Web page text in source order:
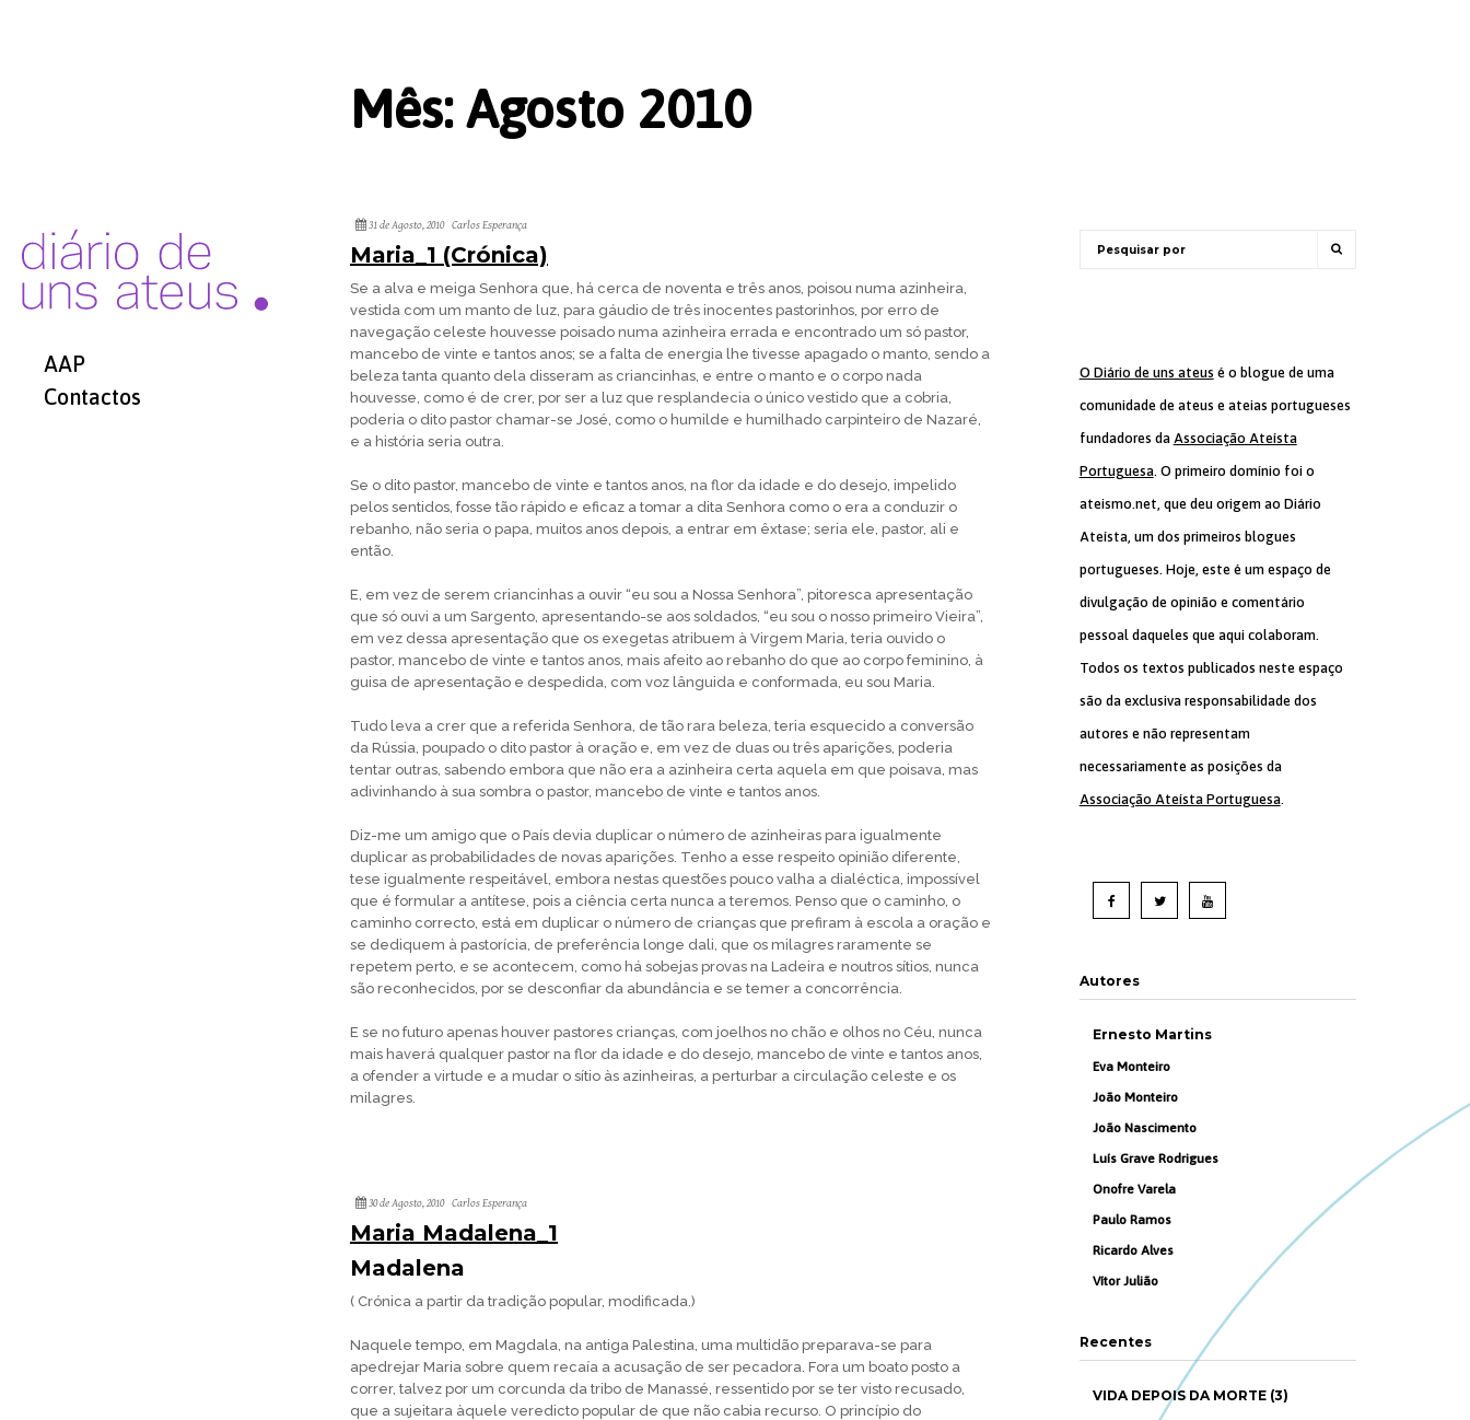
AAP
Contactos
Mês: Agosto 2010
31 de Agosto, 2010 Carlos Esperança
Maria_1 (Crónica)
Se a alva e meiga Senhora que, há cerca de noventa e três anos, poisou numa azinheira,
vestida com um manto de luz, para gáudio de três inocentes pastorinhos, por erro de
navegação celeste houvesse poisado numa azinheira errada e encontrado um só pastor,
mancebo de vinte e tantos anos; se a falta de energia lhe tivesse apagado o manto, sendo a
beleza tanta quanto dela disseram as criancinhas, e entre o manto e o corpo nada
houvesse, como é de crer, por ser a luz que resplandecia o único vestido que a cobria,
poderia o dito pastor chamar-se José, como o humilde e humilhado carpinteiro de Nazaré,
e a história seria outra.
Se o dito pastor, mancebo de vinte e tantos anos, na flor da idade e do desejo, impelido
pelos sentidos, fosse tão rápido e eficaz a tomar a dita Senhora como o era a conduzir o
rebanho, não seria o papa, muitos anos depois, a entrar em êxtase; seria ele, pastor, ali e
então.
E, em vez de serem criancinhas a ouvir “eu sou a Nossa Senhora”, pitoresca apresentação
que só ouvi a um Sargento, apresentando-se aos soldados, “eu sou o nosso primeiro Vieira”,
em vez dessa apresentação que os exegetas atribuem à Virgem Maria, teria ouvido o
pastor, mancebo de vinte e tantos anos, mais afeito ao rebanho do que ao corpo feminino, à
guisa de apresentação e despedida, com voz lânguida e conformada, eu sou Maria.
Tudo leva a crer que a referida Senhora, de tão rara beleza, teria esquecido a conversão
da Rússia, poupado o dito pastor à oração e, em vez de duas ou três aparições, poderia
tentar outras, sabendo embora que não era a azinheira certa aquela em que poisava, mas
adivinhando à sua sombra o pastor, mancebo de vinte e tantos anos.
Diz-me um amigo que o País devia duplicar o número de azinheiras para igualmente
duplicar as probabilidades de novas aparições. Tenho a esse respeito opinião diferente,
tese igualmente respeitável, embora nestas questões pouco valha a dialéctica, impossível
que é formular a antítese, pois a ciência certa nunca a teremos. Penso que o caminho, o
caminho correcto, está em duplicar o número de crianças que prefiram à escola a oração e
se dediquem à pastorícia, de preferência longe dali, que os milagres raramente se
repetem perto, e se acontecem, como há sobejas provas na Ladeira e noutros sítios, nunca
são reconhecidos, por se desconfiar da abundância e se temer a concorrência.
E se no futuro apenas houver pastores crianças, com joelhos no chão e olhos no Céu, nunca
mais haverá qualquer pastor na flor da idade e do desejo, mancebo de vinte e tantos anos,
a ofender a virtude e a mudar o sítio às azinheiras, a perturbar a circulação celeste e os
milagres.
30 de Agosto, 2010 Carlos Esperança
Maria Madalena_1
Madalena
( Crónica a partir da tradição popular, modificada.)
Naquele tempo, em Magdala, na antiga Palestina, uma multidão preparava-se para
apedrejar Maria sobre quem recaía a acusação de ser pecadora. Fora um boato posto a
correr, talvez por um corcunda da tribo de Manassé, ressentido por se ter visto recusado,
que a sujeitara àquele veredicto popular de que não cabia recurso. O princípio do
O Diário de uns ateus é o blogue de uma
comunidade de ateus e ateias portugueses
fundadores da Associação Ateísta
Portuguesa. O primeiro domínio foi o
ateismo.net, que deu origem ao Diário
Ateísta, um dos primeiros blogues
portugueses. Hoje, este é um espaço de
divulgação de opinião e comentário
pessoal daqueles que aqui colaboram.
Todos os textos publicados neste espaço
são da exclusiva responsabilidade dos
autores e não representam
necessariamente as posições da
Associação Ateísta Portuguesa.
Autores
Ernesto Martins
Eva Monteiro
João Monteiro
João Nascimento
Luís Grave Rodrigues
Onofre Varela
Paulo Ramos
Ricardo Alves
Vítor Julião
Recentes
VIDA DEPOIS DA MORTE (3)